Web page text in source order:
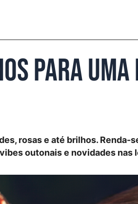
para
rosas e até brilhos. Renda-
outonais e novidades nas